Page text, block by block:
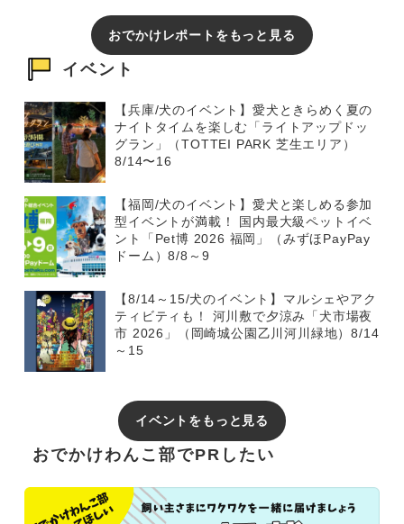
おでかけレポートをもっと見る
イベント
【兵庫/犬のイベント】愛犬ときらめく夏の
ナイトタイムを楽しむ「ライトアップドッ
グラン」（TOTTEI PARK 芝生エリア）
8/14〜16
【福岡/犬のイベント】愛犬と楽しめる参加
型イベントが満載！ 国内最大級ペットイベ
ント「Pet博 2026 福岡」（みずほPayPay
ドーム）8/8～9
【8/14～15/犬のイベント】マルシェやアク
ティビティも！ 河川敷で夕涼み「犬市場夜
市 2026」（岡崎城公園乙川河川緑地）8/14
～15
イベントをもっと見る
おでかけわんこ部でPRしたい